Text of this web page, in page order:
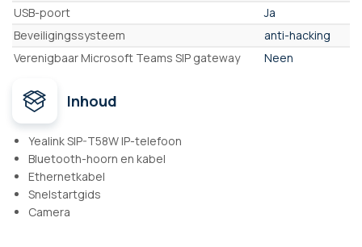
USB-poort
Ja
Beveiligingssysteem
anti-hacking
Verenigbaar Microsoft Teams SIP gateway
Neen
Inhoud
Yealink SIP-T58W IP-telefoon
Bluetooth-hoorn en kabel
Ethernetkabel
Snelstartgids
Camera